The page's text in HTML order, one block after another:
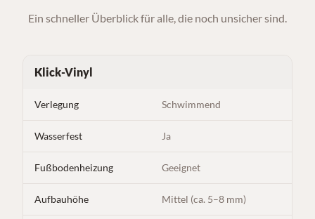
Ein schneller Überblick für alle, die noch unsicher sind.
Klick-Vinyl
Verlegung Schwimmend
Wasserfest Ja
Fußbodenheizung Geeignet
Aufbauhöhe Mittel (ca. 5–8 mm)